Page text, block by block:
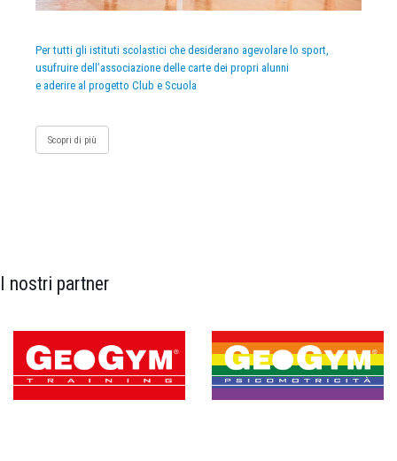
Per tutti gli istituti scolastici che desiderano agevolare lo sport,
usufruire dell’associazione delle carte dei propri alunni
e aderire al progetto Club e Scuola
Scopri di più
I nostri partner